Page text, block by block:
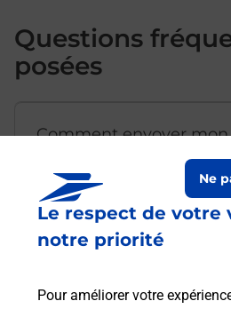
Le respect de votre
notre priorité
Pour améliorer votre
Ne
Questions
posées
Comment envoyer mon
Est-il possible d’acheter
emballage directement